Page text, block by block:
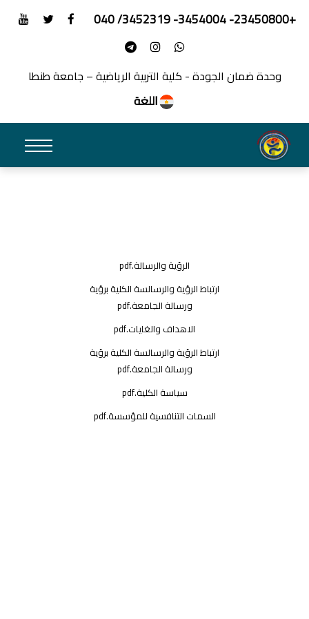
+23450800- 3454004- 3452319/ 040
وحدة ضمان الجودة - كلية التربية الرياضية – جامعة طنطا
اللغة
الرؤية والرسالة.pdf
ارتباط الرؤية والرسالسة الكلية برؤية
ورسالة الجامعة.pdf
الاهداف والغايات.pdf
ارتباط الرؤية والرسالسة الكلية برؤية
ورسالة الجامعة.pdf
سياسة الكلية.pdf
السمات التنافسية للمؤسسة.pdf